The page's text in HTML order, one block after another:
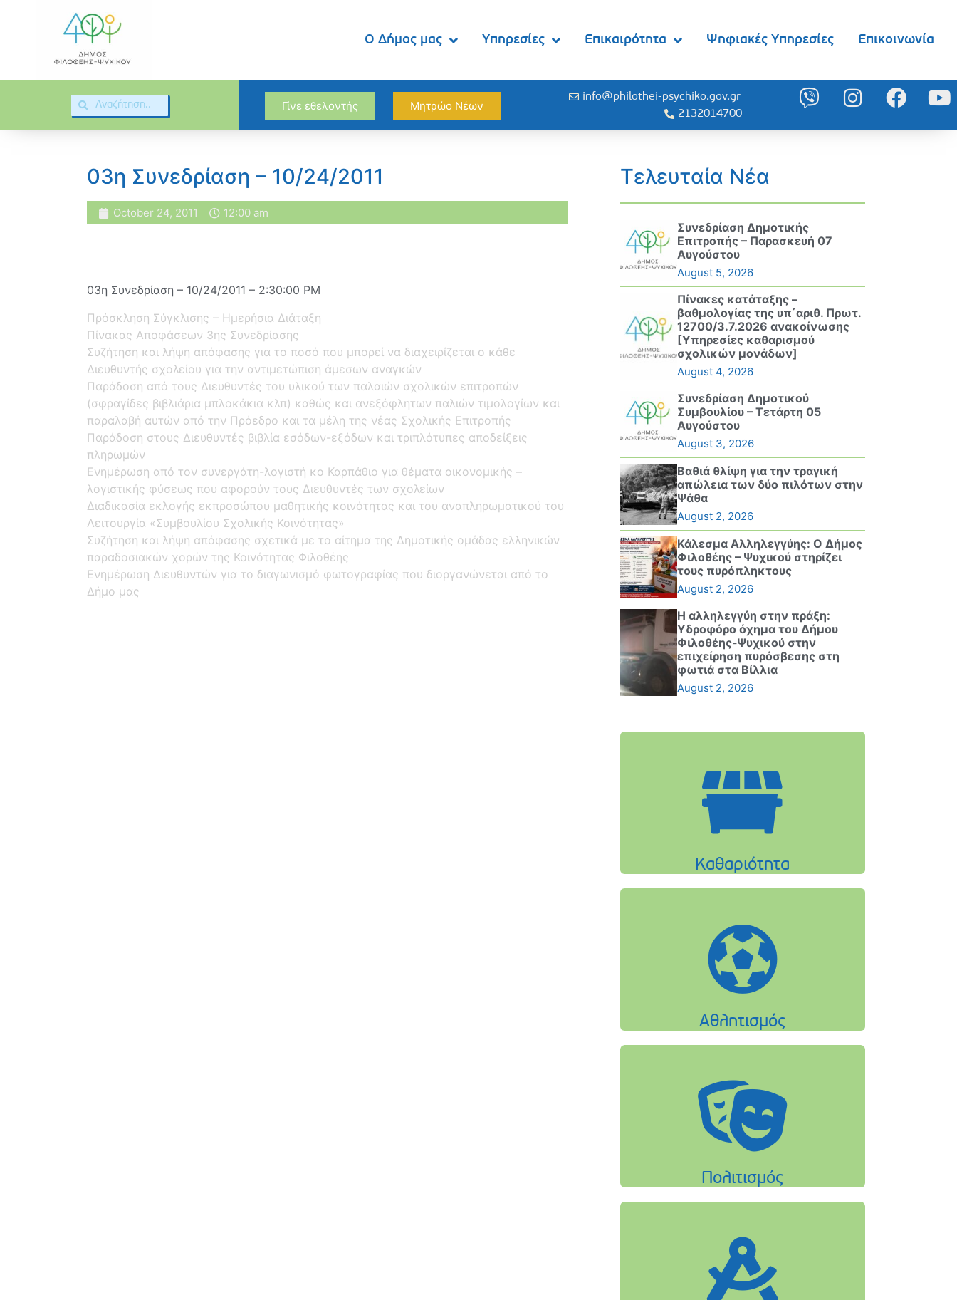
Ο Δήμος μας Υπηρεσίες Επικαιρότητα Ψηφιακές Υπηρεσίες Επικοινωνία
Γίνε εθελοντής Μητρώο Νέων
info@philothei-psychiko.gov.gr
2132014700
03η Συνεδρίαση – 10/24/2011
October 24, 2011 12:00 am
03η Συνεδρίαση – 10/24/2011 – 2:30:00 PM
Πρόσκληση Σύγκλισης – Ημερήσια Διάταξη
Πίνακας Αποφάσεων 3ης Συνεδρίασης
Συζήτηση και λήψη απόφασης για το ποσό που μπορεί να διαχειρίζεται ο κάθε
Διευθυντής σχολείου για την αντιμετώπιση άμεσων αναγκών
Παράδοση από τους Διευθυντές του υλικού των παλαιών σχολικών επιτροπών
(σφραγίδες βιβλιάρια μπλοκάκια κλπ) καθώς και ανεξόφλητων παλιών τιμολογίων και
παραλαβή αυτών από την Πρόεδρο και τα μέλη της νέας Σχολικής Επιτροπής
Παράδοση στους Διευθυντές βιβλία εσόδων-εξόδων και τριπλότυπες αποδείξεις
πληρωμών
Ενημέρωση από τον συνεργάτη-λογιστή κο Καρπάθιο για θέματα οικονομικής –
λογιστικής φύσεως που αφορούν τους Διευθυντές των σχολείων
Διαδικασία εκλογής εκπροσώπου μαθητικής κοινότητας και του αναπληρωματικού του
Λειτουργία «Συμβουλίου Σχολικής Κοινότητας»
Συζήτηση και λήψη απόφασης σχετικά με το αίτημα της Δημοτικής ομάδας ελληνικών
παραδοσιακών χορών της Κοινότητας Φιλοθέης
Ενημέρωση Διευθυντών για το διαγωνισμό φωτογραφίας που διοργανώνεται από το
Δήμο μας
Τελευταία Νέα
Συνεδρίαση Δημοτικής
Επιτροπής – Παρασκευή 07
Αυγούστου
August 5, 2026
Πίνακες κατάταξης –
βαθμολογίας της υπ΄αριθ. Πρωτ.
12700/3.7.2026 ανακοίνωσης
[Υπηρεσίες καθαρισμού
σχολικών μονάδων]
August 4, 2026
Συνεδρίαση Δημοτικού
Συμβουλίου – Τετάρτη 05
Αυγούστου
August 3, 2026
Βαθιά θλίψη για την τραγική
απώλεια των δύο πιλότων στην
Ψάθα
August 2, 2026
Κάλεσμα Αλληλεγγύης: Ο Δήμος
Φιλοθέης – Ψυχικού στηρίζει
τους πυρόπληκτους
August 2, 2026
Η αλληλεγγύη στην πράξη:
Υδροφόρο όχημα του Δήμου
Φιλοθέης-Ψυχικού στην
επιχείρηση πυρόσβεσης στη
φωτιά στα Βίλλια
August 2, 2026